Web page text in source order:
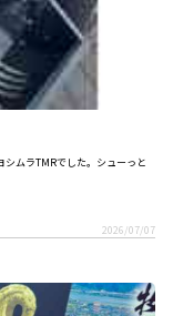
ムラTMRでした。シューっと
2026/07/07